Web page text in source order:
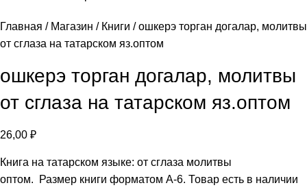
Главная Магазин Книги
ошкерэ торган догалар, молитвы
от сглаза на татарском яз.оптом
ошкерэ торган догалар, молитвы
от сглаза на татарском яз.оптом
26,00 ₽
Книга на татарском языке: от сглаза молитвы
оптом. Размер книги форматом А-6. Товар есть в наличии